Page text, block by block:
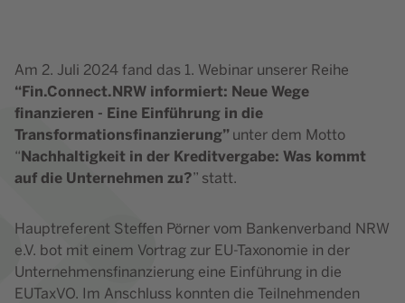
Am 2. Juli 2024 fand das 1. Webinar unserer Reihe
“Fin.Connect.NRW informiert: Neue Wege
finanzieren - Eine Einführung in die
Transformationsfinanzierung”unter dem Motto
“Nachhaltigkeit in der Kreditvergabe: Was kommt
auf die Unternehmen zu?” statt.
Hauptreferent Steffen Pörner vom Bankenverband NRW
e.V. bot mit einem Vortrag zur EU-Taxonomie in der
Unternehmensfinanzierung eine Einführung in die
EUTaxVO. Im Anschluss konnten die Teilnehmenden